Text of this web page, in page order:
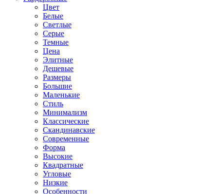
Цвет
Белые
Светлые
Серые
Темные
Цена
Элитные
Дешевые
Размеры
Большие
Маленькие
Стиль
Минимализм
Классические
Скандинавские
Современные
Форма
Высокие
Квадратные
Угловые
Низкие
Особенности